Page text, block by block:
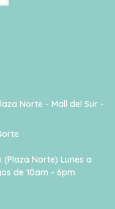
Norte - Mall del Sur -
(Plaza Norte) Lunes a
de 10am - 6pm